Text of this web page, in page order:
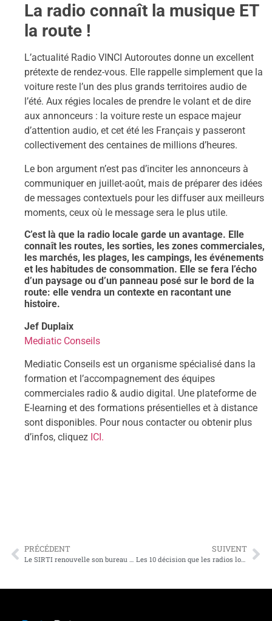
La radio connaît la musique ET
la route !
L’actualité Radio VINCI Autoroutes donne un excellent
prétexte de rendez-vous. Elle rappelle simplement que la
voiture reste l’un des plus grands territoires audio de
l’été. Aux régies locales de prendre le volant et de dire
aux annonceurs : la voiture reste un espace majeur
d’attention audio, et cet été les Français y passeront
collectivement des centaines de millions d’heures.
Le bon argument n’est pas d’inciter les annonceurs à
communiquer en juillet-août, mais de préparer des idées
de messages contextuels pour les diffuser aux meilleurs
moments, ceux où le message sera le plus utile.
C’est là que la radio locale garde un avantage. Elle
connaît les routes, les sorties, les zones commerciales,
les marchés, les plages, les campings, les événements
et les habitudes de consommation. Elle se fera l’écho
d’un paysage ou d’un panneau posé sur le bord de la
route: elle vendra un contexte en racontant une
histoire.
Jef Duplaix
Mediatic Conseils
Mediatic Conseils est un organisme spécialisé dans la
formation et l’accompagnement des équipes
commerciales radio & audio digital. Une plateforme de
E-learning et des formations présentielles et à distance
sont disponibles. Pour nous contacter ou obtenir plus
d’infos, cliquez ICI.
PRÉCÉDENT
Le SIRTI renouvelle son bureau et confirme son cap.
SUIVENT
Les 10 décision que les radios locales ne peuvent plus repousser.